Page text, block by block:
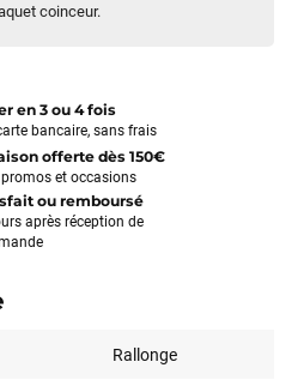
coinceur.
en 3 ou 4 fois
bancaire, sans frais
offerte dès 150€
et occasions
ou remboursé
après réception de
Rallonge